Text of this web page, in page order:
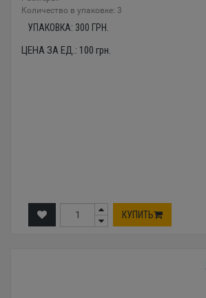
Количество в упаковке: 3
УПАКОВКА: 300 ГРН.
ЦЕНА ЗА ЕД.: 100 грн.
КУПИТЬ